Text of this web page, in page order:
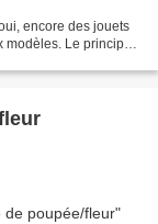
encore des jouets
modèles. Le principe